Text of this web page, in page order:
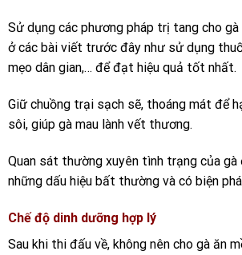
Sử dụng các phương pháp trị tang cho
ở các bài viết trước đây như sử dụng
mẹo dân gian,… để đạt hiệu quả tốt nhất.
Giữ chuồng trại sạch sẽ, thoáng mát để
sôi, giúp gà mau lành vết thương.
Quan sát thường xuyên tình trạng của gà
những dấu hiệu bất thường và có biện
Chế độ dinh dưỡng hợp lý
Sau khi thi đấu về, không nên cho gà ăn